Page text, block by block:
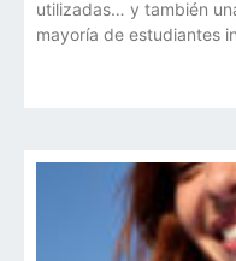
utilizadas… y también
mayoría de estudiantes